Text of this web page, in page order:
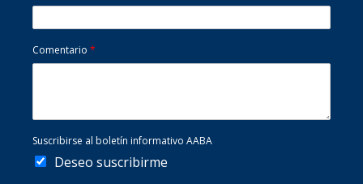
Comentario *
Suscribirse al boletín informativo AABA
Deseo suscribirme